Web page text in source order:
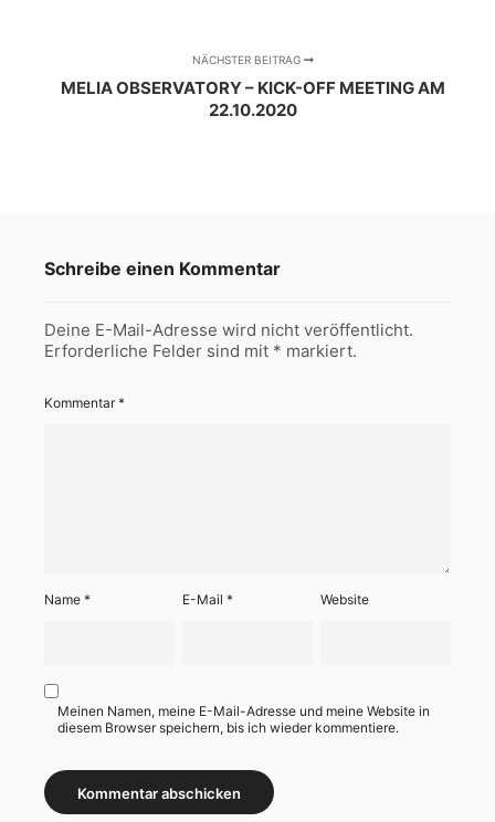
NÄCHSTER BEITRAG
MELIA OBSERVATORY – KICK-OFF MEETING AM
22.10.2020
Schreibe einen Kommentar
Deine E-Mail-Adresse wird nicht veröffentlicht.
Erforderliche Felder sind mit * markiert.
Kommentar*
Name * E-Mail* Website
Meinen Namen, meine E-Mail-Adresse und meine Website in
diesem Browser speichern, bis ich wieder kommentiere.